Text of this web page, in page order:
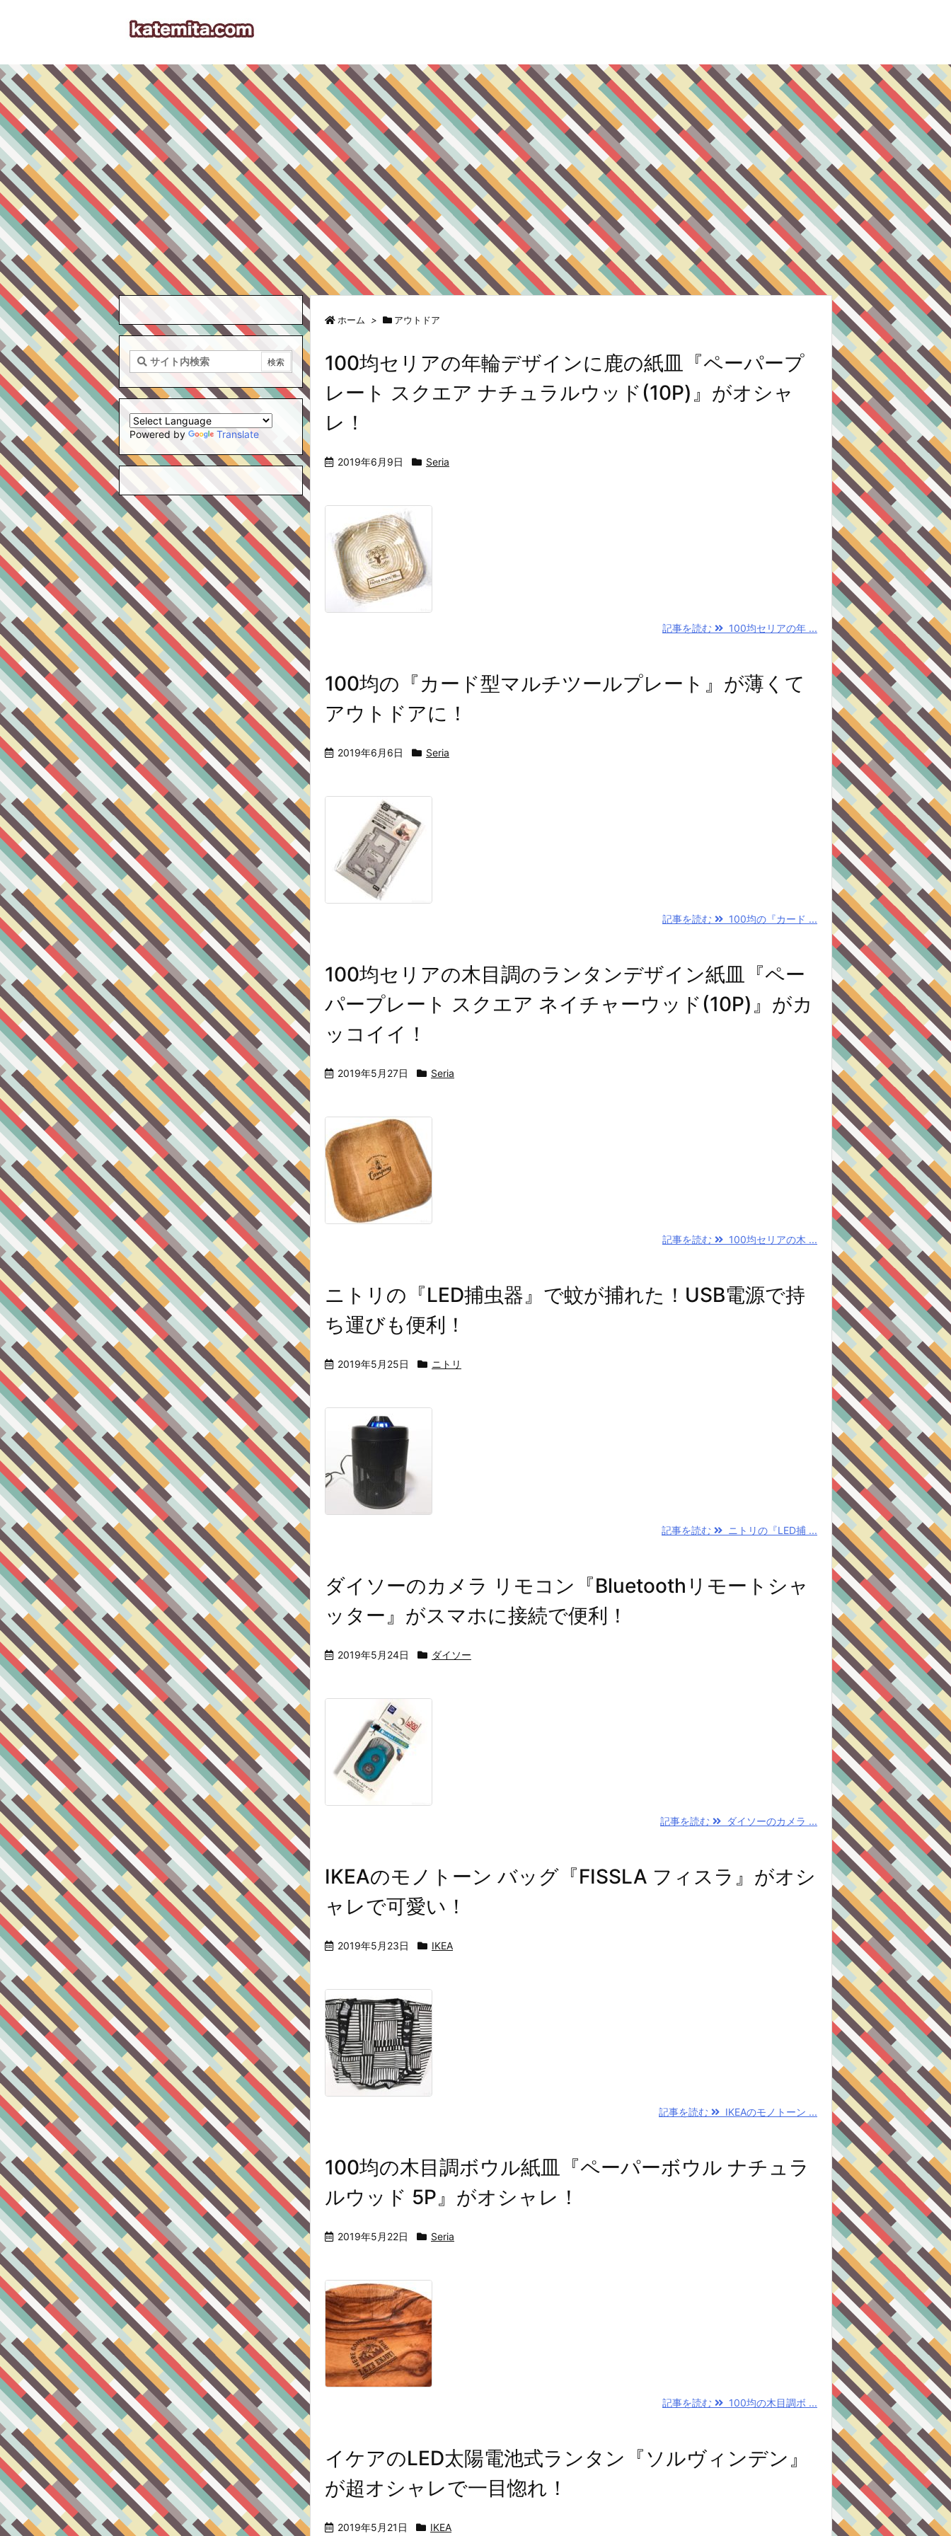
ホーム > アウトドア
100均セリアの年輪デザインに鹿の紙皿『ペーパープ
レート スクエア ナチュラルウッド(10P)』がオシャ
レ！
2019年6月9日 Seria
記事を読む 100均セリアの年 ...
100均の『カード型マルチツールプレート』が薄くて
アウトドアに！
2019年6月6日 Seria
記事を読む 100均の『カード ...
100均セリアの木目調のランタンデザイン紙皿『ペー
パープレート スクエア ネイチャーウッド(10P)』がカ
ッコイイ！
2019年5月27日 Seria
記事を読む 100均セリアの木 ...
ニトリの『LED捕虫器』で蚊が捕れた！USB電源で持
ち運びも便利！
2019年5月25日 ニトリ
記事を読む ニトリの『LED捕 ...
ダイソーのカメラ リモコン『Bluetoothリモートシャ
ッター』がスマホに接続で便利！
2019年5月24日 ダイソー
記事を読む ダイソーのカメラ ...
IKEAのモノトーン バッグ『FISSLA フィスラ』がオシ
ャレで可愛い！
2019年5月23日 IKEA
記事を読む IKEAのモノトーン ...
100均の木目調ボウル紙皿『ペーパーボウル ナチュラ
ルウッド 5P』がオシャレ！
2019年5月22日 Seria
記事を読む 100均の木目調ボ ...
イケアのLED太陽電池式ランタン『ソルヴィンデン』
が超オシャレで一目惚れ！
2019年5月21日 IKEA
Powered by Translate